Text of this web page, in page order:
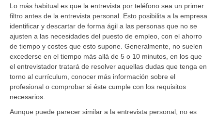
Lo más habitual es que la entrevista por teléfono sea un primer
filtro antes de la entrevista personal. Esto posibilita a la empresa
identificar y descartar de forma ágil a las personas que no se
ajusten a las necesidades del puesto de empleo, con el ahorro
de tiempo y costes que esto supone. Generalmente, no suelen
excederse en el tiempo más allá de 5 o 10 minutos, en los que
el entrevistador tratará de resolver aquellas dudas que tenga en
torno al currículum, conocer más información sobre el
profesional o comprobar si éste cumple con los requisitos
necesarios.
Aunque puede parecer similar a la entrevista personal, no es